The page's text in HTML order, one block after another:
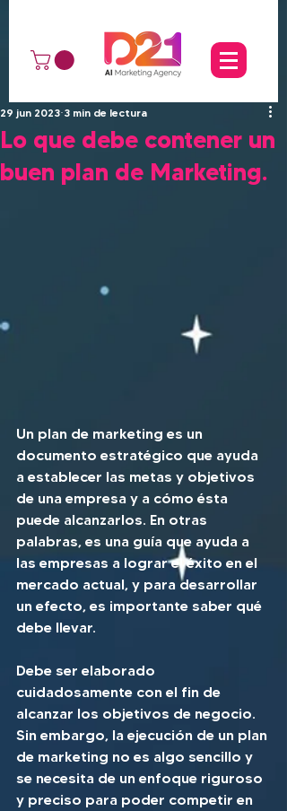
Lo que debe contener un
buen plan de Marketing.
29 jun 2023 3 min de lectura
Un plan de marketing es un
documento estratégico que ayuda
a establecer las metas y objetivos
de una empresa y a cómo ésta
puede alcanzarlos. En otras
palabras, es una guía que ayuda a
las empresas a lograr el éxito en el
mercado actual, y para desarrollar
un efecto, es importante saber qué
debe llevar.
Debe ser elaborado
cuidadosamente con el fin de
alcanzar los objetivos de negocio.
Sin embargo, la ejecución de un plan
de marketing no es algo sencillo y
se necesita de un enfoque riguroso
y preciso para poder competir en